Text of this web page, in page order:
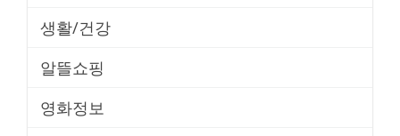
생활/건강
알뜰쇼핑
영화정보